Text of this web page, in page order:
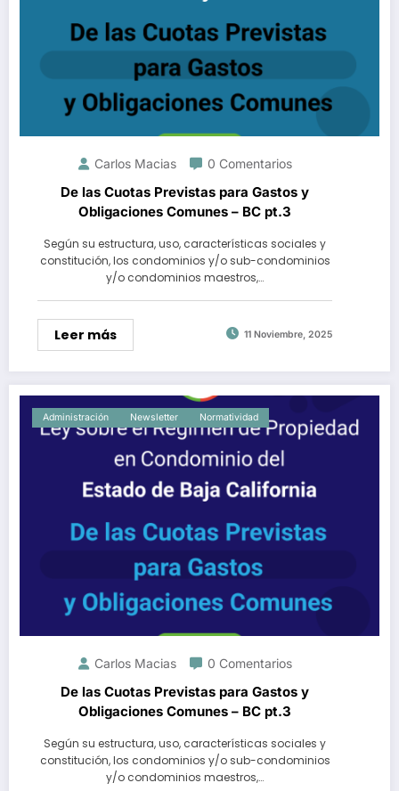
Carlos Macias 0 Comentarios
De las Cuotas Previstas para Gastos y
Obligaciones Comunes – BC pt.3
Según su estructura, uso, características sociales y
constitución, los condominios y/o sub-condominios
y/o condominios maestros,…
Leer más 11 Noviembre, 2025
Administración Newsletter Normatividad
Carlos Macias 0 Comentarios
De las Cuotas Previstas para Gastos y
Obligaciones Comunes – BC pt.3
Según su estructura, uso, características sociales y
constitución, los condominios y/o sub-condominios
y/o condominios maestros,…